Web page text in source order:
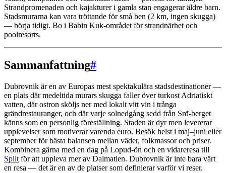
Strandpromenaden och kajakturer i gamla stan engagerar äldre barn.
Stadsmurarna kan vara tröttande för små ben (2 km, ingen skugga)
— börja tidigt. Bo i Babin Kuk-området för strandnärhet och
poolresorts.
Sammanfattning#
Dubrovnik är en av Europas mest spektakulära stadsdestinationer —
en plats där medeltida murars skugga faller över turkost Adriatiskt
vatten, där ostron sköljs ner med lokalt vitt vin i trånga
grändrestauranger, och där varje solnedgång sedd från Srđ-berget
känns som en personlig föreställning. Staden är dyr men levererar
upplevelser som motiverar varenda euro. Besök helst i maj–juni eller
september för bästa balansen mellan väder, folkmassor och priser.
Kombinera gärna med en dag på Lopud-ön och en vidareresa till
Split för att uppleva mer av Dalmatien. Dubrovnik är inte bara värt
en resa — det är en av de platser som definierar varför vi reser.